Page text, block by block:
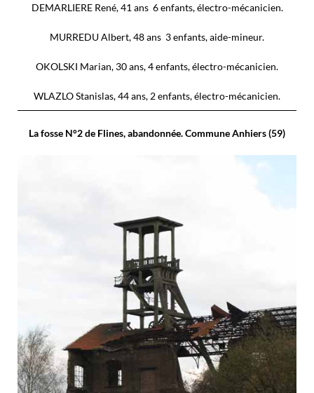
DEMARLIERE René, 41 ans 6 enfants, électro-mécanicien.
MURREDU Albert, 48 ans 3 enfants, aide-mineur.
OKOLSKI Marian, 30 ans, 4 enfants, électro-mécanicien.
WLAZLO Stanislas, 44 ans, 2 enfants, électro-mécanicien.
La fosse N°2 de Flines, abandonnée. Commune Anhiers (59)